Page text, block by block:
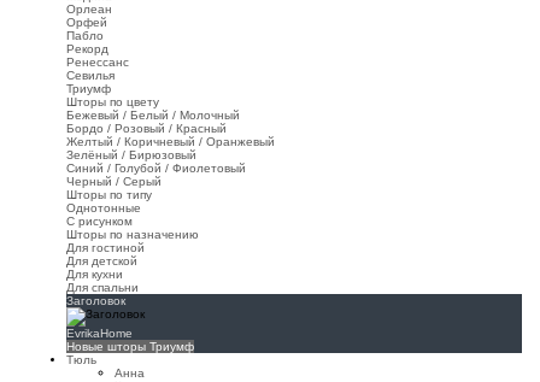
Орлеан
Орфей
Пабло
Рекорд
Ренессанс
Севилья
Триумф
Шторы по цвету
Бежевый / Белый / Молочный
Бордо / Розовый / Красный
Желтый / Коричневый / Оранжевый
Зелёный / Бирюзовый
Синий / Голубой / Фиолетовый
Черный / Серый
Шторы по типу
Однотонные
С рисунком
Шторы по назначению
Для гостиной
Для детской
Для кухни
Для спальни
Заголовок
EvrikaHome
Новые шторы Триумф
Тюль
Анна